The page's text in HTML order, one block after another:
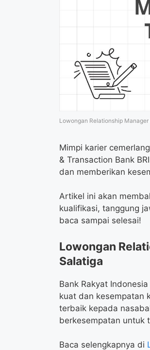
Lowongan Relationship
Mimpi karier
& Transaction Bank
dan memberikan
Artikel ini akan
kualifikasi, tanggung
baca sampai selesai!
Lowongan
Salatiga
Bank Rakyat
kuat dan kesempatan
terbaik kepada
berkesempatan untuk
Baca selengkapnya di